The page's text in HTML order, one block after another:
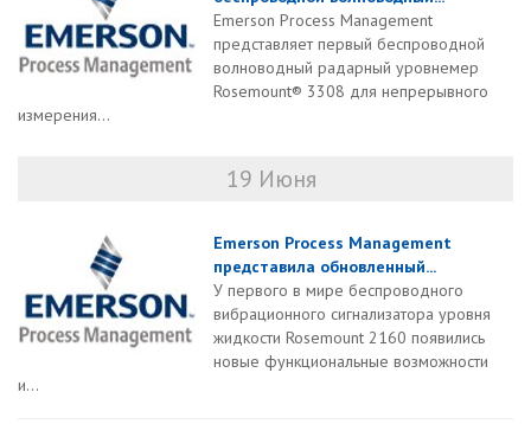
Emerson Process Management
представляет первый беспроводной
волноводный радарный уровнемер
Rosemount® 3308 для непрерывного
измерения...
19 Июня
Emerson Process Management
представила обновленный...
У первого в мире беспроводного
вибрационного сигнализатора уровня
жидкости Rosemount 2160 появились
новые функциональные возможности
и...